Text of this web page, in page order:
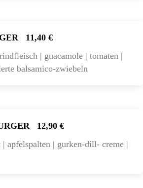
11,40 €
| guacamole | tomaten |
balsamico-zwiebeln
12,90 €
apfelspalten | gurken-dill- creme |